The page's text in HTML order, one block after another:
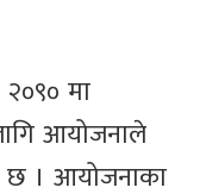
मा
आयोजनाले
। आयोजनाका